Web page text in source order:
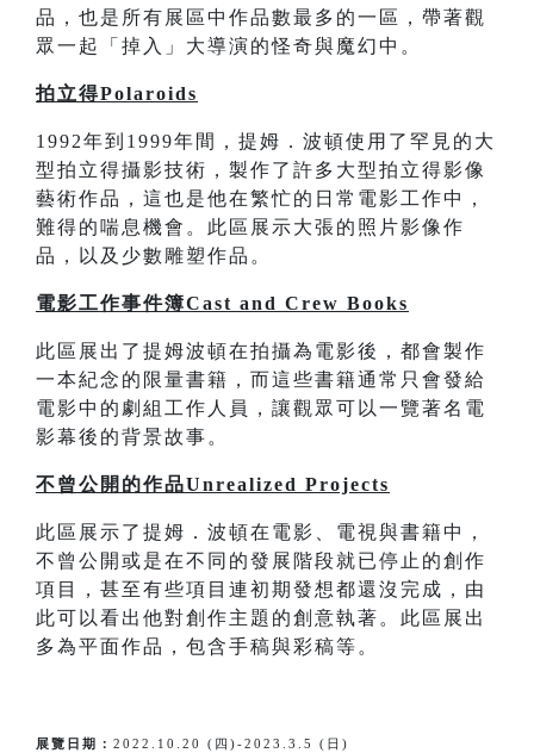
品，也是所有展區中作品數最多的一區，帶著觀
眾一起「掉入」大導演的怪奇與魔幻中。
拍立得Polaroids
1992年到1999年間，提姆．波頓使用了罕見的大
型拍立得攝影技術，製作了許多大型拍立得影像
藝術作品，這也是他在繁忙的日常電影工作中，
難得的喘息機會。此區展示大張的照片影像作
品，以及少數雕塑作品。
電影工作事件簿Cast and Crew Books
此區展出了提姆波頓在拍攝為電影後，都會製作
一本紀念的限量書籍，而這些書籍通常只會發給
電影中的劇組工作人員，讓觀眾可以一覽著名電
影幕後的背景故事。
不曾公開的作品Unrealized Projects
此區展示了提姆．波頓在電影、電視與書籍中，
不曾公開或是在不同的發展階段就已停止的創作
項目，甚至有些項目連初期發想都還沒完成，由
此可以看出他對創作主題的創意執著。此區展出
多為平面作品，包含手稿與彩稿等。
展覽日期： 2022.10.20 (四)-2023.3.5 (日)